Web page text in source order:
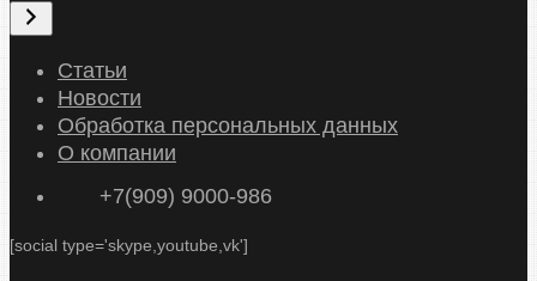
Статьи
Новости
Обработка персональных данных
О компании
+7(909) 9000-986
[social type='skype,youtube,vk']